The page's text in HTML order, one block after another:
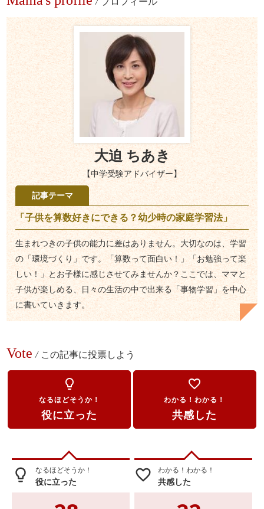
大迫 ちあき
【中学受験アドバイザー】
記事テーマ
「子供を算数好きにできる？幼少時の家庭学習法」
生まれつきの子供の能力に差はありません。大切なのは、学習
の「環境づくり」です。「算数って面白い！」「お勉強って楽
しい！」とお子様に感じさせてみませんか？ここでは、ママと
子供が楽しめる、日々の生活の中で出来る「事物学習」を中心
に書いていきます。
Vote / この記事に投票しよう
lightbulb_outline
なるほどそうか！
役に立った
favorite_border
わかる！わかる！
共感した
lightbulb_outline なるほどそうか！
役に立った favorite_border わかる！わかる！
共感した